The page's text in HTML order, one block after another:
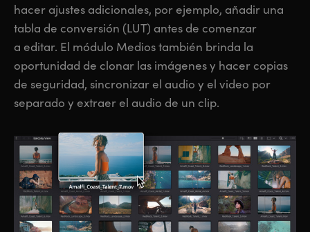
hacer ajustes adicionales, por ejemplo, añadir una
tabla de conversión (LUT) antes de comenzar
a editar. El módulo Medios también brinda la
oportunidad de clonar las imágenes y hacer copias
de seguridad, sincronizar el audio y el video por
separado y extraer el audio de un clip.